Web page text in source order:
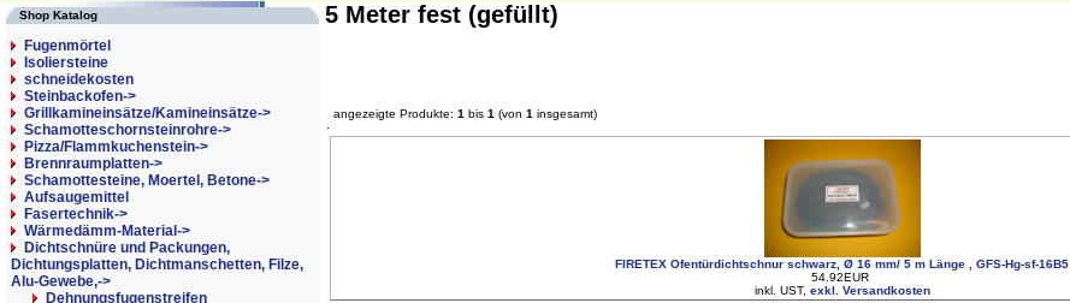
Shop Katalog
Fugenmörtel
Isoliersteine
schneidekosten
Steinbackofen->
Grillkamineinsätze/Kamineinsätze->
Schamotteschornsteinrohre->
Pizza/Flammkuchenstein->
Brennraumplatten->
Schamottesteine, Moertel, Betone->
Aufsaugemittel
Fasertechnik->
Wärmedämm-Material->
Dichtschnüre und Packungen,
Dichtungsplatten, Dichtmanschetten, Filze,
Alu-Gewebe,->
Dehnungsfugenstreifen
5 Meter fest (gefüllt)
angezeigte Produkte: 1 bis 1 (von 1 insgesamt)
FIRETEX Ofentürdichtschnur schwarz, Ø 16 mm/ 5 m Länge , GFS-Hg-sf-16B5
54.92EUR
inkl. UST, exkl. Versandkosten